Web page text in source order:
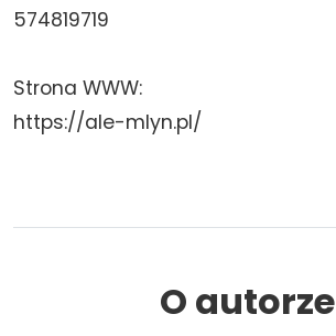
574819719
Strona WWW:
https://ale-mlyn.pl/
O autorze